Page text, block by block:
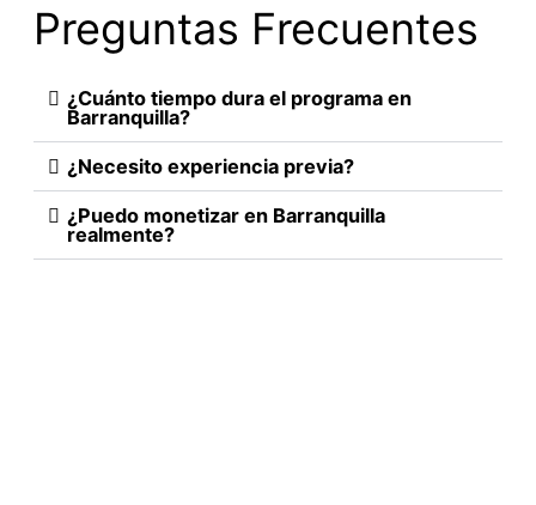
Preguntas Frecuentes
¿Cuánto tiempo dura el programa en
Barranquilla?
¿Necesito experiencia previa?
¿Puedo monetizar en Barranquilla
realmente?